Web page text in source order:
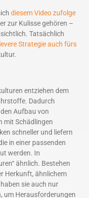
diesem Video zufolge
zur Kulisse gehören –
Tatsächlich
Strategie auch fürs
entziehen dem
Dadurch
Aufbau von
mit Schädlingen
schneller und liefern
in einer passenden
werden. In
ähnlich. Bestehen
Herkunft, ähnlichem
sie auch nur
um Herausforderungen